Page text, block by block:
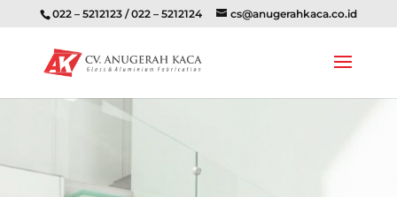
022 – 5212123 / 022 – 5212124 cs@anugerahkaca.co.id